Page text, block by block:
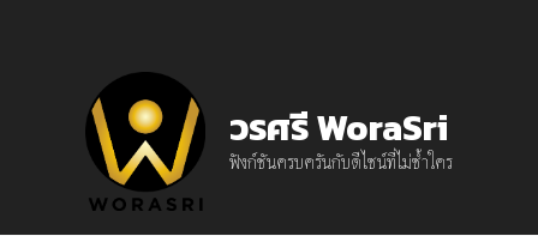
วรศรี WoraSri
ฟังก์ชันครบครันกับดีไซน์ที่ไม่ซ้ำใคร